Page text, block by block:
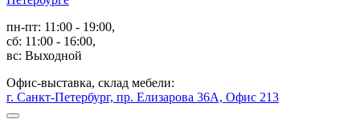
пн-пт: 11:00 - 19:00,
сб: 11:00 - 16:00,
вс: Выходной
Офис-выставка, склад мебели:
г. Санкт-Петербург, пр. Елизарова 36А, Офис 213